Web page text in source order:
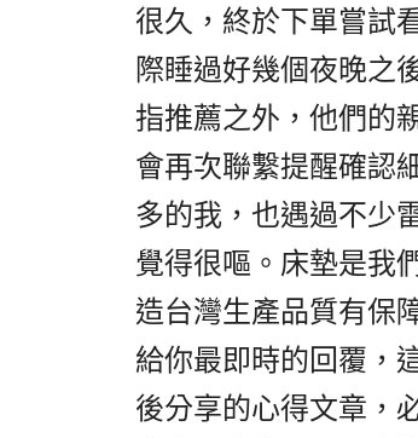
很久，終於下單嘗試
際睡過好幾個夜晚之
指推薦之外，他們的
會再次聯繫提醒確認
多的我，也遇過不少
覺得很嘔。床墊是我
造台灣生產品質有保
給你最即時的回覆，
後分享的心得文章，